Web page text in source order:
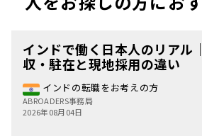
インドで働く日本人のリアル
収・駐在と現地採用の違い
インドの転職をお考えの方
ABROADERS事務局
2026年08月04日